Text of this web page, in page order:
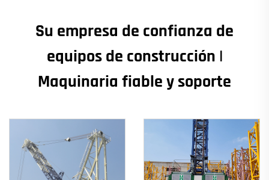
Su empresa de confianza de
equipos de construcción |
Maquinaria fiable y soporte